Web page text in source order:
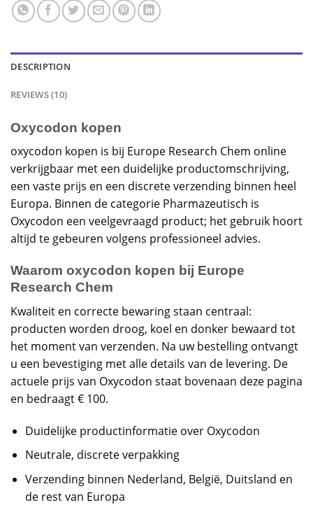
DESCRIPTION
REVIEWS (10)
Oxycodon kopen
oxycodon kopen is bij Europe Research Chem online
verkrijgbaar met een duidelijke productomschrijving,
een vaste prijs en een discrete verzending binnen heel
Europa. Binnen de categorie Pharmazeutisch is
Oxycodon een veelgevraagd product; het gebruik hoort
altijd te gebeuren volgens professioneel advies.
Waarom oxycodon kopen bij Europe
Research Chem
Kwaliteit en correcte bewaring staan centraal:
producten worden droog, koel en donker bewaard tot
het moment van verzenden. Na uw bestelling ontvangt
u een bevestiging met alle details van de levering. De
actuele prijs van Oxycodon staat bovenaan deze pagina
en bedraagt € 100.
Duidelijke productinformatie over Oxycodon
Neutrale, discrete verpakking
Verzending binnen Nederland, België, Duitsland en
de rest van Europa